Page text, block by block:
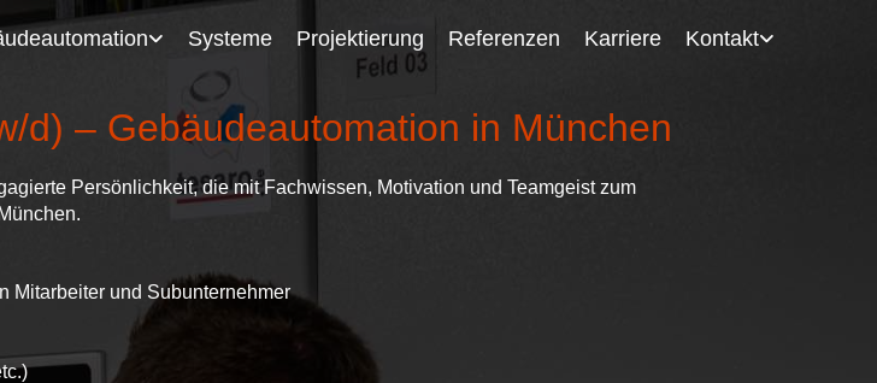
Systeme Projektierung Referenzen Karriere Kontakt
d) – Gebäudeautomation in München
Persönlichkeit, die mit Fachwissen, Motivation und Teamgeist zum
Mitarbeiter und Subunternehmer